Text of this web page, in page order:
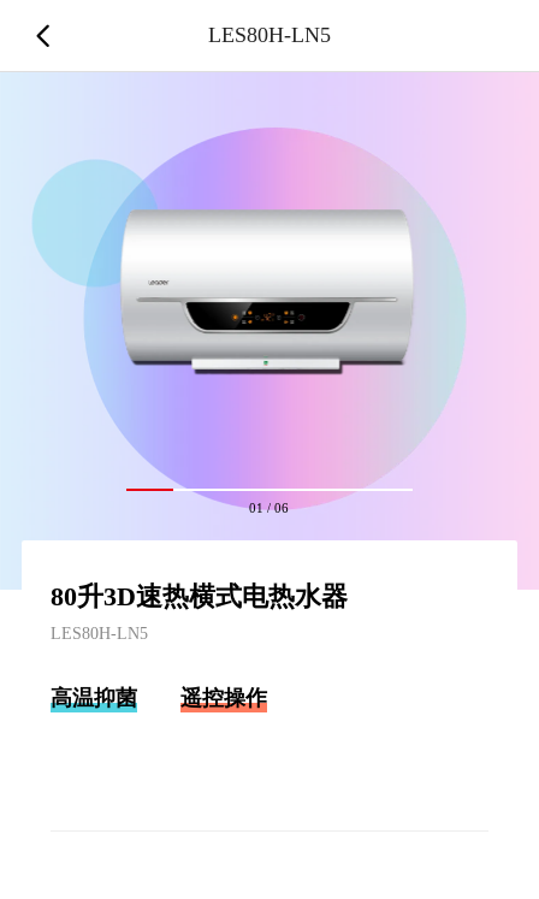
01/06
80升3D速热横式电热水器
LES80H-LN5
高温抑菌 遥控操作
LES80H-LN5